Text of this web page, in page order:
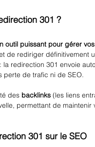
301 ?
outil puissant pour gérer
de rediriger définitivement
redirection 301 envoie
perte de trafic ni de SEO.
des backlinks (les liens
permettant de
301 sur le SEO